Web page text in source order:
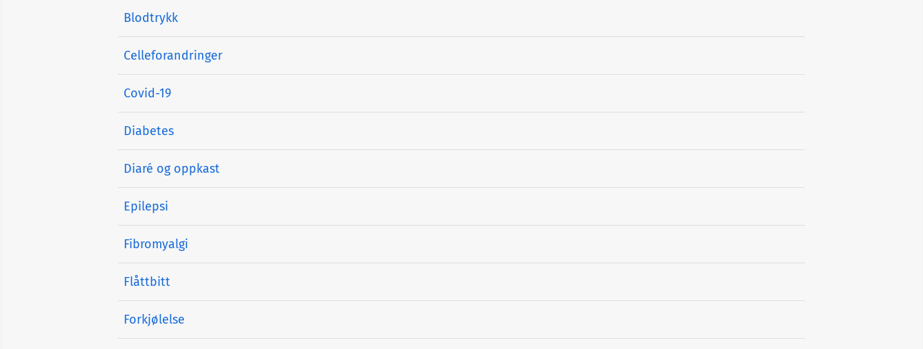
Blodtrykk
Celleforandringer
Covid-19
Diabetes
Diaré og oppkast
Epilepsi
Fibromyalgi
Flåttbitt
Forkjølelse